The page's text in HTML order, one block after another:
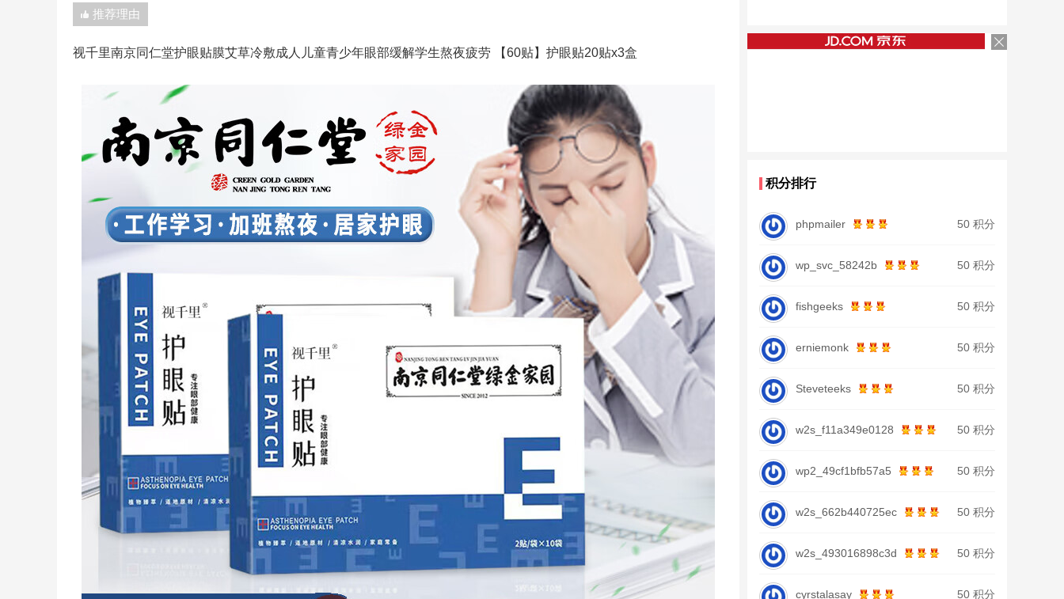
推荐理由
视千里南京同仁堂护眼贴膜艾草冷敷成人儿童青少年眼部缓解学生熬夜疲劳 【60贴】护眼贴20贴x3盒
积分排行
phpmailer 50 积分
wp_svc_58242b 50 积分
fishgeeks 50 积分
erniemonk 50 积分
Steveteeks 50 积分
w2s_f11a349e0128 50 积分
wp2_49cf1bfb57a5 50 积分
w2s_662b440725ec 50 积分
w2s_493016898c3d 50 积分
cyrstalasay 50 积分